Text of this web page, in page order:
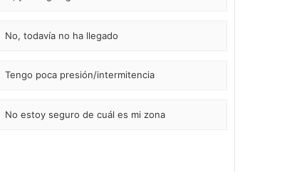
No, todavía no ha llegado
Tengo poca presión/intermitencia
No estoy seguro de cuál es mi zona